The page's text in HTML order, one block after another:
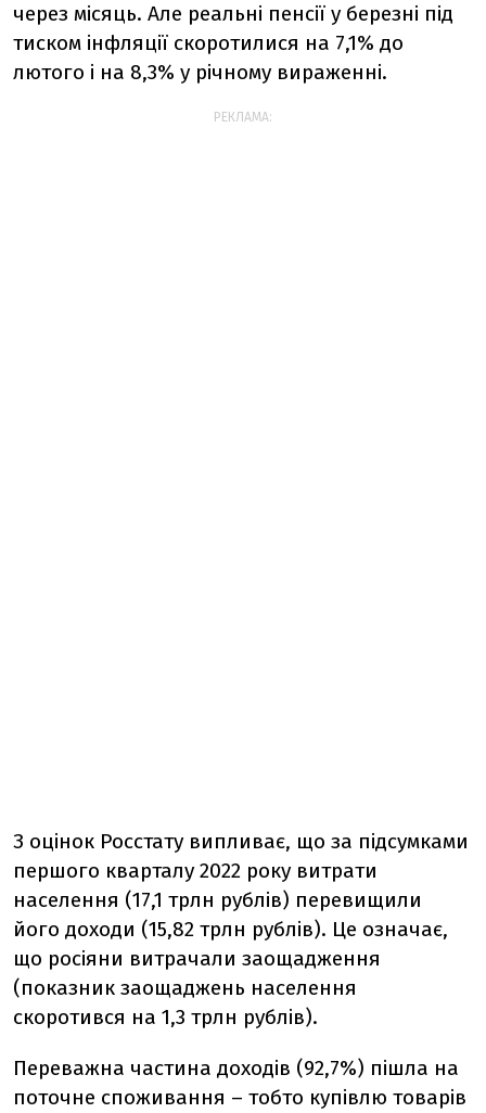
через місяць. Але реальні пенсії у березні під
тиском інфляції скоротилися на 7,1% до
лютого і на 8,3% у річному вираженні.
РЕКЛАМА:
З оцінок Росстату випливає, що за підсумками
першого кварталу 2022 року витрати
населення (17,1 трлн рублів) перевищили
його доходи (15,82 трлн рублів). Це означає,
що росіяни витрачали заощадження
(показник заощаджень населення
скоротився на 1,3 трлн рублів).
Переважна частина доходів (92,7%) пішла на
поточне споживання – тобто купівлю товарів